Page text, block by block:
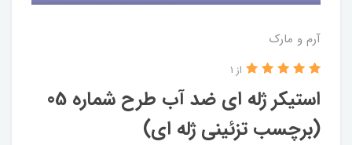
آرم و مارک
استیکر ژله ای ضد آب طرح شماره 05
(برچسب تزئینی ژله ای)
از 1